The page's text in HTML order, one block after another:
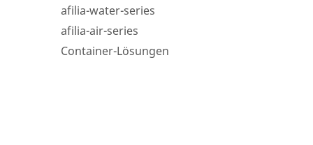
afilia-water-series
afilia-air-series
Container-Lösungen